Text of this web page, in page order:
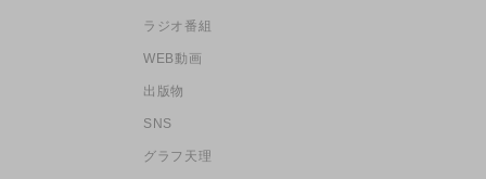
ラジオ番組
WEB動画
出版物
SNS
グラフ天理